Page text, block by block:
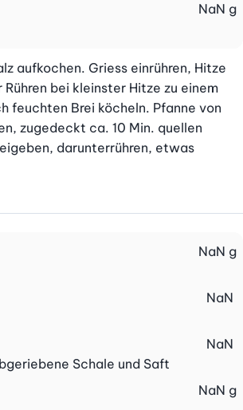
NaN g
aufkochen. Griess einrühren, Hitze
Rühren bei kleinster Hitze zu einem
feuchten Brei köcheln. Pfanne von
zugedeckt ca. 10 Min. quellen
darunterrühren, etwas
NaN g
NaN
Schale und Saft
NaN
NaN g